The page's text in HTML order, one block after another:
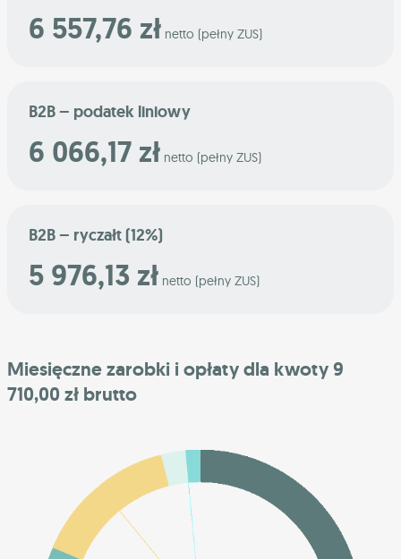
6 557,76 zł netto (pełny ZUS)
B2B – podatek liniowy
6 066,17 zł netto (pełny ZUS)
B2B – ryczałt (12%)
5 976,13 zł netto (pełny ZUS)
Miesięczne zarobki i opłaty dla kwoty 9
710,00 zł brutto